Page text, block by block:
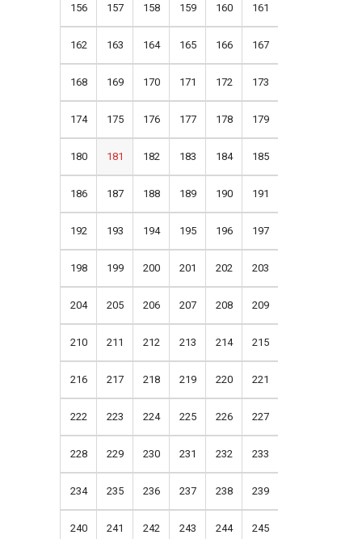
156 157 158 159 160 161
162 163 164 165 166 167
168 169 170 171 172 173
174 175 176 177 178 179
180 181 182 183 184 185
186 187 188 189 190 191
192 193 194 195 196 197
198 199 200 201 202 203
204 205 206 207 208 209
210 211 212 213 214 215
216 217 218 219 220 221
222 223 224 225 226 227
228 229 230 231 232 233
234 235 236 237 238 239
240 241 242 243 244 245